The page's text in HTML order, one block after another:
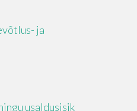
ja
usaldusisik